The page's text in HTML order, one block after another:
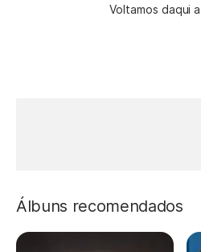
Voltamos daqui
Álbuns recomendados